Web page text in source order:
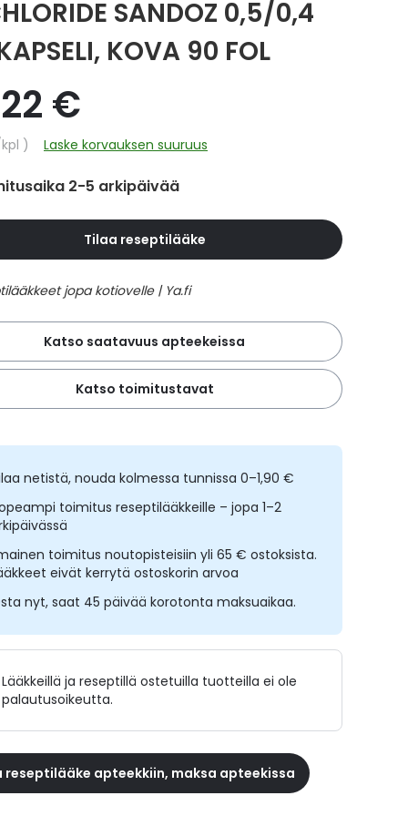
SANDOZ 0,5/0,4
KOVA 90 FOL
€
Laske korvauksen suuruus
2-5 arkipäivää
Tilaa reseptilääke
Katso saatavuus apteekeissa
Katso toimitustavat
netistä, nouda kolmessa tunnissa 0–1,90 €
toimitus reseptilääkkeille – jopa 1–2
toimitus noutopisteisiin yli 65 € ostoksista.
eivät kerrytä ostoskorin arvoa
nyt, saat 45 päivää korotonta maksuaikaa.
Lääkkeillä ja reseptillä ostetuilla tuotteilla ei ole
palautusoikeutta.
reseptilääke apteekkiin, maksa apteekissa